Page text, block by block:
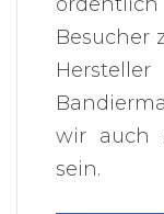
Besucher
wir auch
sein.